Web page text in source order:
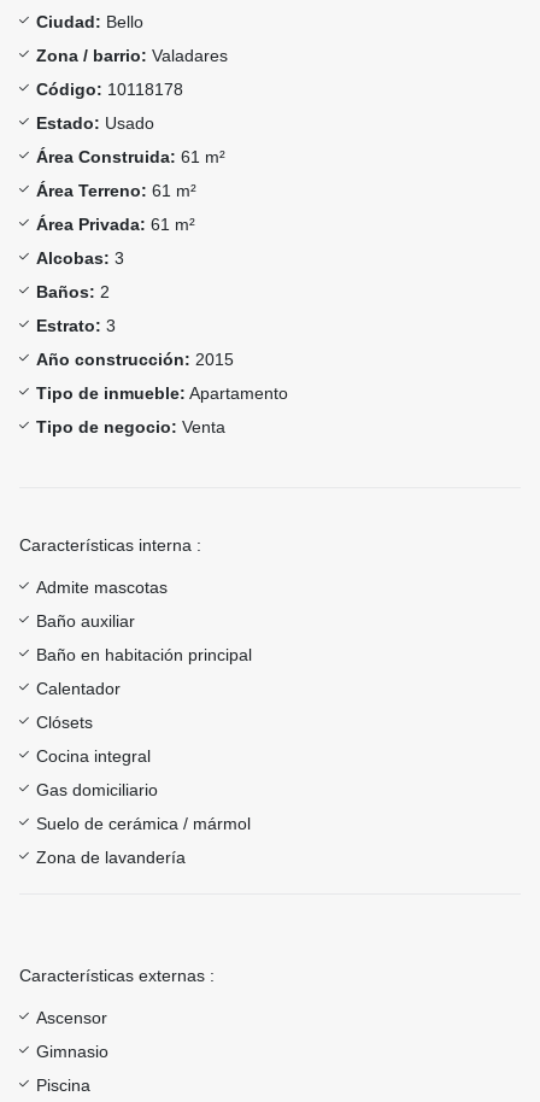
Ciudad: Bello
Zona / barrio: Valadares
Código: 10118178
Estado: Usado
Área Construida: 61 m²
Área Terreno: 61 m²
Área Privada: 61 m²
Alcobas: 3
Baños: 2
Estrato: 3
Año construcción: 2015
Tipo de inmueble: Apartamento
Tipo de negocio: Venta
Características interna :
Admite mascotas
Baño auxiliar
Baño en habitación principal
Calentador
Clósets
Cocina integral
Gas domiciliario
Suelo de cerámica / mármol
Zona de lavandería
Características externas :
Ascensor
Gimnasio
Piscina